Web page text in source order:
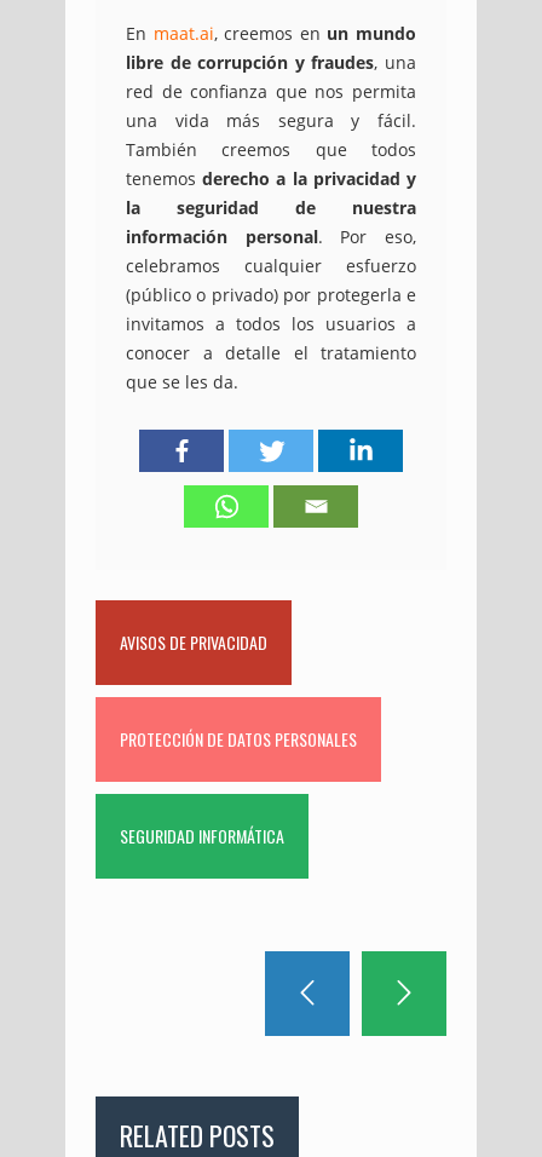
En maat.ai, creemos en un mundo
libre de corrupción y fraudes, una
red de confianza que nos permita
una vida más segura y fácil.
También creemos que todos
tenemosderecho a la privacidad y
la seguridad de nuestra
información personal. Por eso,
celebramos cualquier esfuerzo
(público o privado) por protegerla e
invitamos a todos los usuarios a
conocer a detalle el tratamiento
que se les da.
AVISOS DE PRIVACIDAD
PROTECCIÓN DE DATOS PERSONALES
SEGURIDAD INFORMÁTICA
RELATED POSTS